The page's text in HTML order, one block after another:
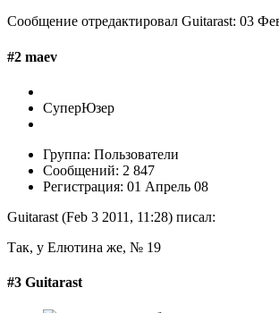
Сообщение отредактировал Guitarast: 03
#2 maev
СуперЮзер
Группа: Пользователи
Сообщений: 2 847
Регистрация: 01 Апрель 08
Guitarast (Feb 3 2011, 11:28) писал:
Так, у Елютина же, № 19
#3 Guitarast